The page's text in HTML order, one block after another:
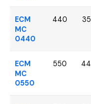
ECM
MC
0440
440
ECM
MC
0550
550